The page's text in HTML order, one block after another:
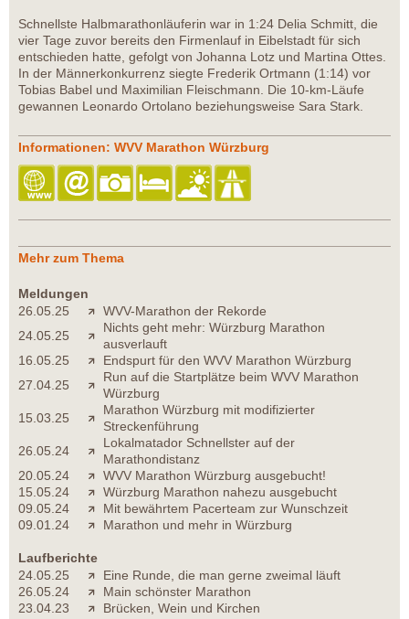
Schnellste Halbmarathonläuferin war in 1:24 Delia Schmitt, die
vier Tage zuvor bereits den Firmenlauf in Eibelstadt für sich
entschieden hatte, gefolgt von Johanna Lotz und Martina Ottes.
In der Männerkonkurrenz siegte Frederik Ortmann (1:14) vor
Tobias Babel und Maximilian Fleischmann. Die 10-km-Läufe
gewannen Leonardo Ortolano beziehungsweise Sara Stark.
Informationen: WVV Marathon Würzburg
Mehr zum Thema
Meldungen
26.05.25
WVV-Marathon der Rekorde
24.05.25
Nichts geht mehr: Würzburg Marathon
ausverlauft
16.05.25
Endspurt für den WVV Marathon Würzburg
27.04.25
Run auf die Startplätze beim WVV Marathon
Würzburg
15.03.25
Marathon Würzburg mit modifizierter
Streckenführung
26.05.24
Lokalmatador Schnellster auf der
Marathondistanz
20.05.24
WVV Marathon Würzburg ausgebucht!
15.05.24
Würzburg Marathon nahezu ausgebucht
09.05.24
Mit bewährtem Pacerteam zur Wunschzeit
09.01.24
Marathon und mehr in Würzburg
Laufberichte
24.05.25
Eine Runde, die man gerne zweimal läuft
26.05.24
Main schönster Marathon
23.04.23
Brücken, Wein und Kirchen